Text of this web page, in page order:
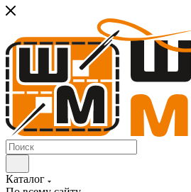
Каталог